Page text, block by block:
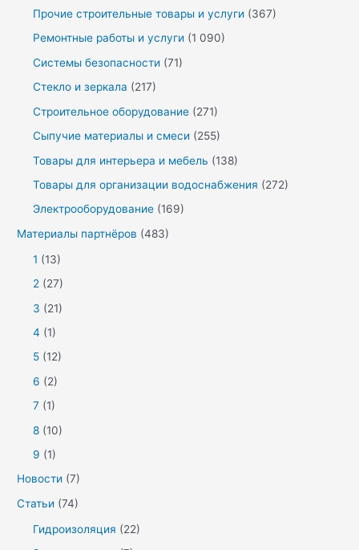
Прочие строительные товары и услуги (367)
Ремонтные работы и услуги (1 090)
Системы безопасности (71)
Стекло и зеркала (217)
Строительное оборудование (271)
Сыпучие материалы и смеси (255)
Товары для интерьера и мебель (138)
Товары для организации водоснабжения (272)
Электрооборудование (169)
Материалы партнёров (483)
1 (13)
2 (27)
3 (21)
4 (1)
5 (12)
6 (2)
7 (1)
8 (10)
9 (1)
Новости (7)
Статьи (74)
Гидроизоляция (22)